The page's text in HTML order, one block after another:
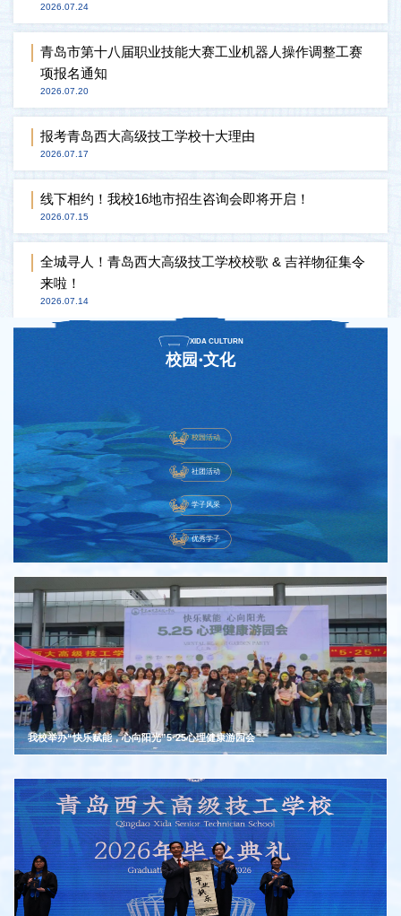
2026.07.24
青岛市第十八届职业技能大赛工业机器人操作调整工赛
项报名通知
2026.07.20
报考青岛西大高级技工学校十大理由
2026.07.17
线下相约！我校16地市招生咨询会即将开启！
2026.07.15
全城寻人！青岛西大高级技工学校校歌 & 吉祥物征集令
来啦！
2026.07.14
XIDA CULTURN
校园·文化
校园活动
社团活动
学子风采
优秀学子
我校举办“快乐赋能，心向阳光”5·25心理健康游园会